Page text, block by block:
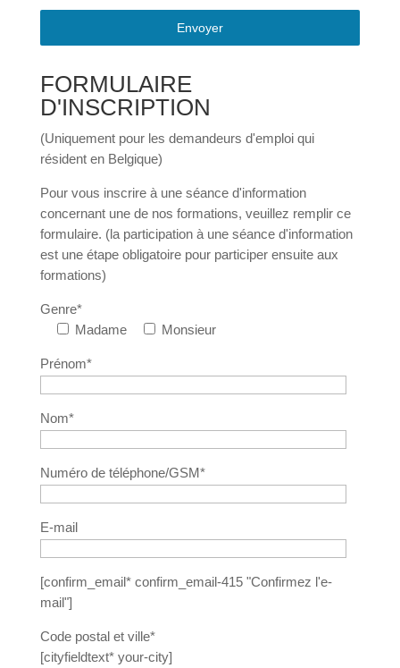
Envoyer
FORMULAIRE
D'INSCRIPTION
(Uniquement pour les demandeurs d'emploi qui
résident en Belgique)
Pour vous inscrire à une séance d'information
concernant une de nos formations, veuillez remplir ce
formulaire. (la participation à une séance d'information
est une étape obligatoire pour participer ensuite aux
formations)
Genre*
Madame
Monsieur
Prénom*
Nom*
Numéro de téléphone/GSM*
E-mail
[confirm_email* confirm_email-415 "Confirmez l'e-
mail"]
Code postal et ville*
[cityfieldtext* your-city]